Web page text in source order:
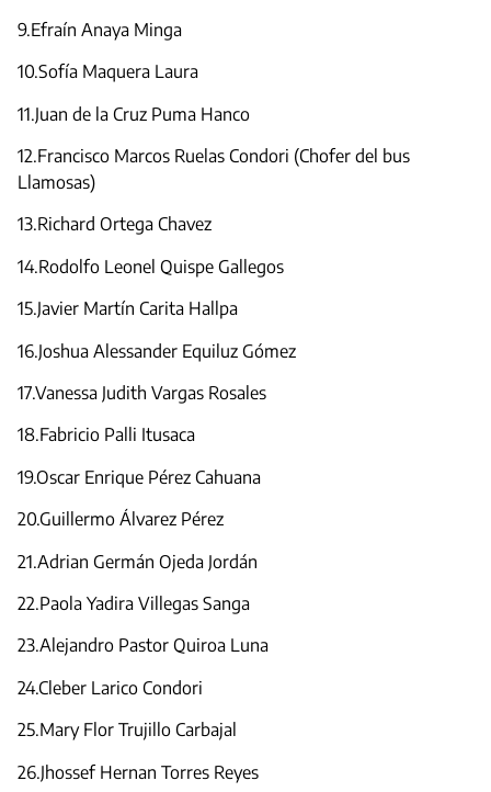
9.Efraín Anaya Minga
10.Sofía Maquera Laura
11.Juan de la Cruz Puma Hanco
12.Francisco Marcos Ruelas Condori (Chofer del bus
Llamosas)
13.Richard Ortega Chavez
14.Rodolfo Leonel Quispe Gallegos
15.Javier Martín Carita Hallpa
16.Joshua Alessander Equiluz Gómez
17.Vanessa Judith Vargas Rosales
18.Fabricio Palli Itusaca
19.Oscar Enrique Pérez Cahuana
20.Guillermo Álvarez Pérez
21.Adrian Germán Ojeda Jordán
22.Paola Yadira Villegas Sanga
23.Alejandro Pastor Quiroa Luna
24.Cleber Larico Condori
25.Mary Flor Trujillo Carbajal
26.Jhossef Hernan Torres Reyes